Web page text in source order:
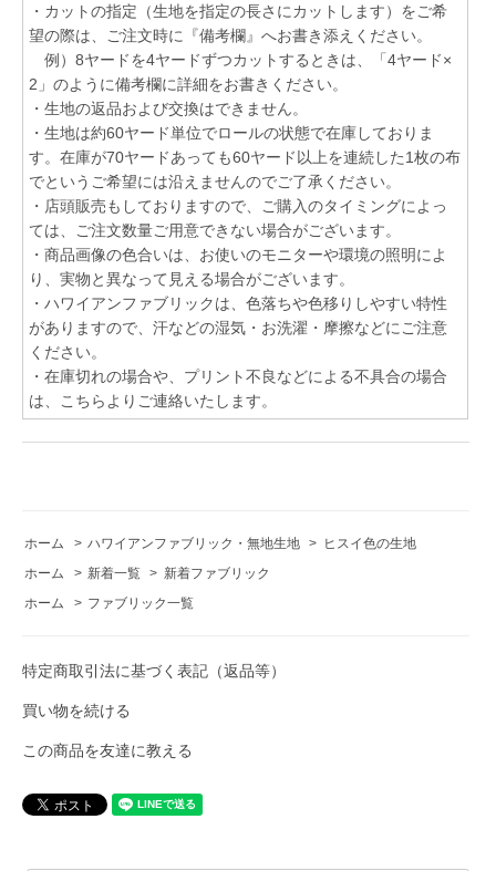
・カットの指定（生地を指定の長さにカットします）をご希
望の際は、ご注文時に『備考欄』へお書き添えください。
例）8ヤードを4ヤードずつカットするときは、「4ヤード×
2」のように備考欄に詳細をお書きください。
・生地の返品および交換はできません。
・生地は約60ヤード単位でロールの状態で在庫しておりま
す。在庫が70ヤードあっても60ヤード以上を連続した1枚の布
でというご希望には沿えませんのでご了承ください。
・店頭販売もしておりますので、ご購入のタイミングによっ
ては、ご注文数量ご用意できない場合がございます。
・商品画像の色合いは、お使いのモニターや環境の照明によ
り、実物と異なって見える場合がございます。
・ハワイアンファブリックは、色落ちや色移りしやすい特性
がありますので、汗などの湿気・お洗濯・摩擦などにご注意
ください。
・在庫切れの場合や、プリント不良などによる不具合の場合
は、こちらよりご連絡いたします。
ホーム > ハワイアンファブリック・無地生地 > ヒスイ色の生地
ホーム
> 新着一覧 > 新着ファブリック
ホーム
> ファブリック一覧
特定商取引法に基づく表記（返品等）
買い物を続ける
この商品を友達に教える